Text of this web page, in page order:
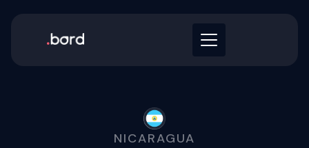
NICARAGUA